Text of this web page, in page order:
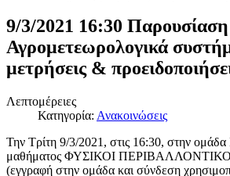
9/3/2021 16:30 Παρουσίαση
Αγρομετεωρολογικά
μετρήσεις &
Λεπτομέρειες
Κατηγορία: Ανακοινώσεις
Την Τρίτη 9/3/2021, στις 16:30, στην
μαθήματος ΦΥΣΙΚΟΙ
(εγγραφή στην ομάδα και σύνδεση